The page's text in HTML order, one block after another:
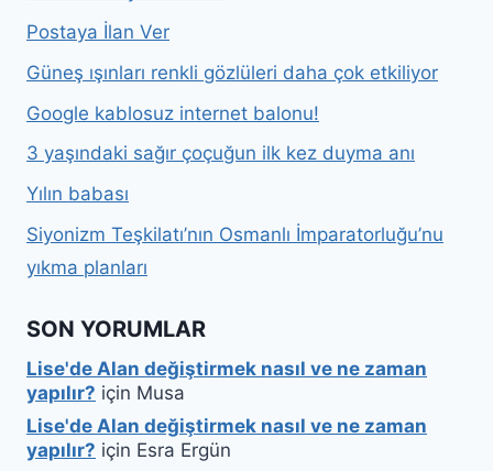
Postaya İlan Ver
Güneş ışınları renkli gözlüleri daha çok etkiliyor
Google kablosuz internet balonu!
3 yaşındaki sağır çoçuğun ilk kez duyma anı
Yılın babası
Siyonizm Teşkilatı’nın Osmanlı İmparatorluğu’nu
yıkma planları
SON YORUMLAR
Lise'de Alan değiştirmek nasıl ve ne zaman
yapılır? için Musa
Lise'de Alan değiştirmek nasıl ve ne zaman
yapılır? için Esra Ergün